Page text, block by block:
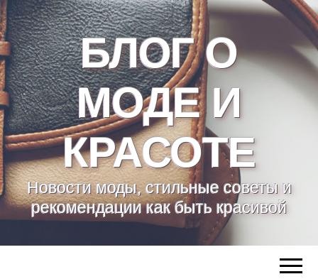
БЛОГ О
МОДЕ И
КРАСОТЕ
Новости моды, стильные советы и
рекомендации как быть красивой